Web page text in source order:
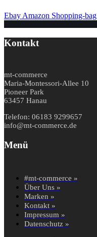
Ebay Amazon Shopping-bag
Kontakt
mt-commerce
Maria-Montessori-Allee 10
Pioneer Park
63457 Hanau
Telefon: 06183 9299657
info@mt-commerce.de
Menü
#mt-commerce »
Über Uns »
Marken »
Kontakt »
Impressum »
Datenschutz »